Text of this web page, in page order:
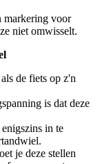
markering voor
niet omwisselt.
de fiets op z'n
is dat deze
in te
je deze stellen